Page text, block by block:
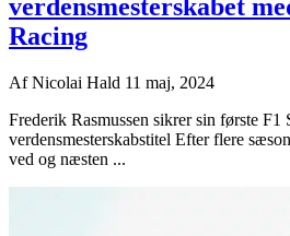
verdensmesterskabet
Racing
AfNicolai Hald 11 maj, 2024
Frederik Rasmussen sikrer sin første F1
verdensmesterskabstitel Efter flere
ved og næsten ...